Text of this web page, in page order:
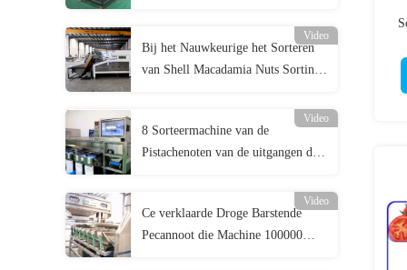
Video
Bij het Nauwkeurige het Sorteren
van Shell Macadamia Nuts Sorting
Video
8 Sorteermachine van de
Pistachenoten van de uitgangen de
Video
Ce verklaarde Droge Barstende
Pecannoot die Machine 100000